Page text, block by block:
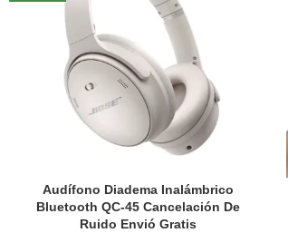
inalámbrica.
Audífono Diadema Inalámbrico
Bluetooth QC-45 Cancelación De
Ruido Envió Gratis